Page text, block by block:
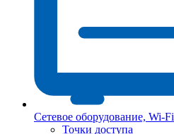
Сетевое оборудование, Wi-Fi
Точки доступа